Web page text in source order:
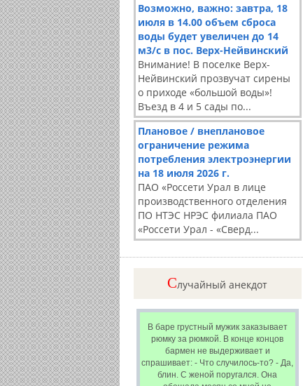
Возможно, важно: завтра, 18
июля в 14.00 объем сброса
воды будет увеличен до 14
м3/с в пос. Верх-Нейвинский
Внимание! В поселке Верх-
Нейвинский прозвучат сирены
о приходе «большой воды»!
Въезд в 4 и 5 сады по...
Плановое / внеплановое
ограничение режима
потребления электроэнергии
на 18 июля 2026 г.
ПАО «Россети Урал в лице
производственного отделения
ПО НТЭС НРЭС филиала ПАО
«Россети Урал - «Сверд...
Cлучайный анекдот
В баре грустный мужик заказывает
рюмку за рюмкой. В конце концов
бармен не выдерживает и
спрашивает: - Что случилось-то? - Да,
блин. С женой поругался. Она